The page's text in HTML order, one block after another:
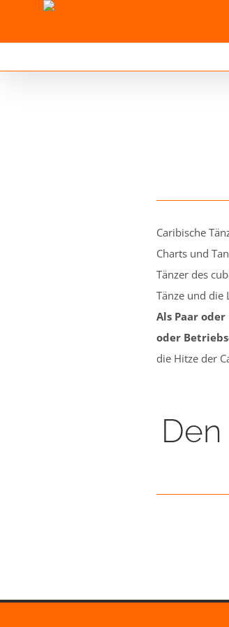
Caribische
Charts und
Tänzer des
Tänze und die
Als Paar
oder
die Hitze der